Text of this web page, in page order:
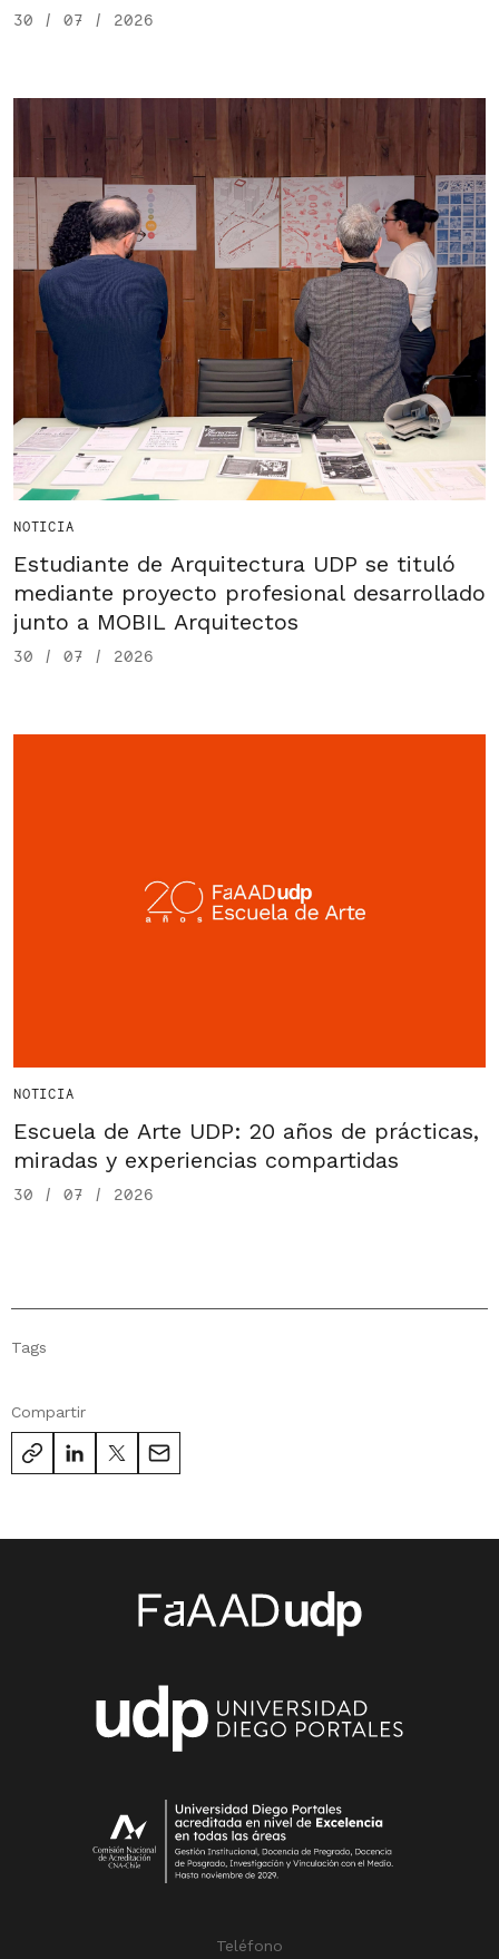
30 / 07 / 2026
NOTICIA
Estudiante de Arquitectura UDP se tituló
mediante proyecto profesional desarrollado
junto a MOBIL Arquitectos
30 / 07 / 2026
NOTICIA
Escuela de Arte UDP: 20 años de prácticas,
miradas y experiencias compartidas
30 / 07 / 2026
Compartir
Tags
Teléfono